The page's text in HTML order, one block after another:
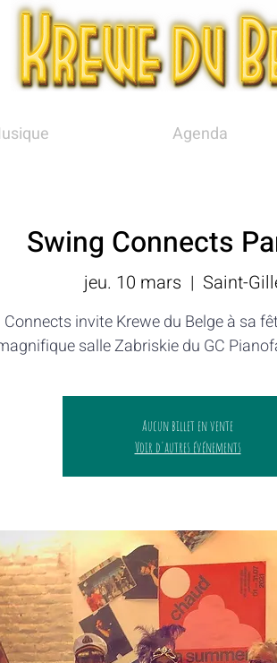
Agenda
Swing Connects
jeu. 10 mars
  |
Saint-
invite Krewe du Belge à sa
Aucun billet en vente
Voir d'autres événements